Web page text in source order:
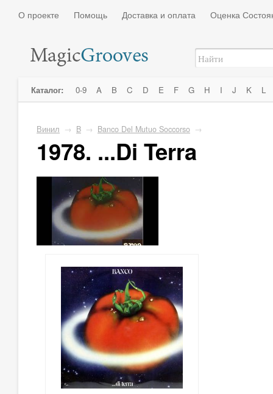
О проекте Помощь Доставка и оплата Оценка
Каталог: 0-9 A B C D E F G H I J K L
Винил → B → Banco Del Mutuo Soccorso →
1978. ...Di Terra